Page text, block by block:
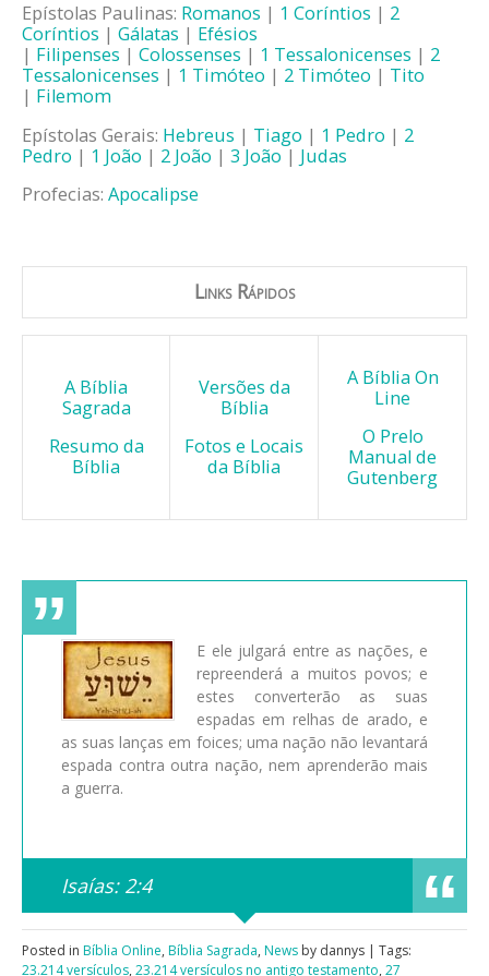
Epístolas Paulinas: Romanos | 1 Coríntios | 2
Coríntios | Gálatas | Efésios
| Filipenses | Colossenses | 1 Tessalonicenses | 2
Tessalonicenses | 1 Timóteo | 2 Timóteo | Tito
| Filemom
Epístolas Gerais: Hebreus | Tiago | 1 Pedro | 2
Pedro | 1 João | 2 João | 3 João | Judas
Profecias: Apocalipse
Links Rápidos
A Bíblia
Sagrada
Resumo da
Bíblia
Versões da
Bíblia
Fotos e Locais
da Bíblia
A Bíblia On
Line
O Prelo
Manual de
Gutenberg
E ele julgará entre as nações, e
repreenderá a muitos povos; e
estes converterão as suas
espadas em relhas de arado, e
as suas lanças em foices; uma nação não levantará
espada contra outra nação, nem aprenderão mais
a guerra.
Isaías: 2:4
Posted in Bíblia Online, Bíblia Sagrada, News by dannys | Tags:
23.214 versículos, 23.214 versículos no antigo testamento, 27